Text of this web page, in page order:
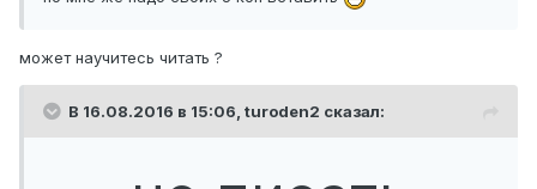
может научитесь читать ?
В 16.08.2016 в 15:06, turoden2 сказал: